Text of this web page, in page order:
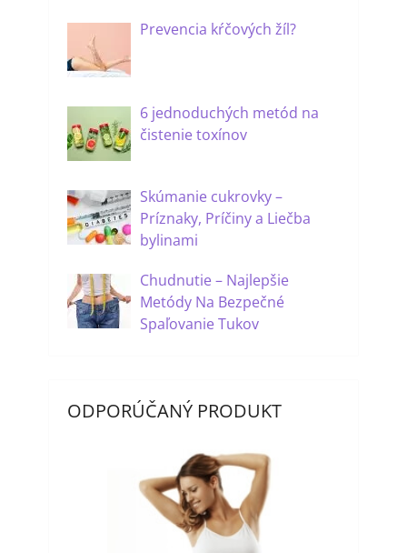
Prevencia kŕčových žíl?
6 jednoduchých metód na
čistenie toxínov
Skúmanie cukrovky –
Príznaky, Príčiny a Liečba
bylinami
Chudnutie – Najlepšie
Metódy Na Bezpečné
Spaľovanie Tukov
ODPORÚČANÝ PRODUKT